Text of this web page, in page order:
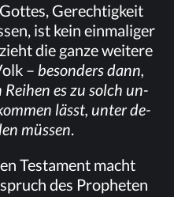
Ge­rech­tig­keit
ist kein ein­ma­li­ger
die gan­ze wei­te­re
– be­son­ders dann,
Rei­hen es zu solch un­
lässt, un­ter de­
müs­sen.
Tes­ta­ment macht
des Pro­phe­ten